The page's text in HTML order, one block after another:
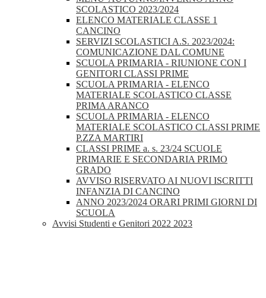
SCOLASTICO 2023/2024
ELENCO MATERIALE CLASSE 1
CANCINO
SERVIZI SCOLASTICI A.S. 2023/2024:
COMUNICAZIONE DAL COMUNE
SCUOLA PRIMARIA - RIUNIONE CON I
GENITORI CLASSI PRIME
SCUOLA PRIMARIA - ELENCO
MATERIALE SCOLASTICO CLASSE
PRIMA ARANCO
SCUOLA PRIMARIA - ELENCO
MATERIALE SCOLASTICO CLASSI PRIME
P.ZZA MARTIRI
CLASSI PRIME a. s. 23/24 SCUOLE
PRIMARIE E SECONDARIA PRIMO
GRADO
AVVISO RISERVATO AI NUOVI ISCRITTI
INFANZIA DI CANCINO
ANNO 2023/2024 ORARI PRIMI GIORNI DI
SCUOLA
Avvisi Studenti e Genitori 2022 2023